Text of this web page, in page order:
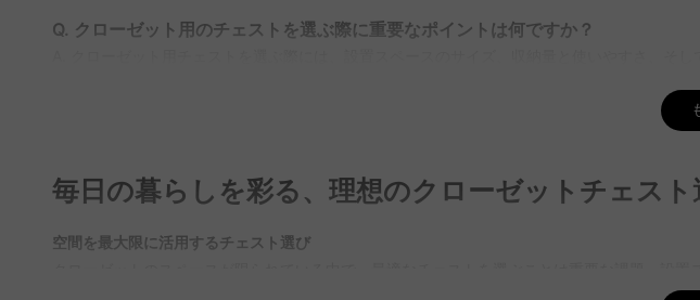
Q. クローゼット用のチェストを選ぶ際に重要なポイントは何ですか？
製は軽量で移動が簡単です。CAGUUUでは、多彩なスタイルのチェストを取り揃えており、
を作業スペースとしても活用できます。どちらのタイプもCAGUUUの豊富な品揃えから選べ、
Q. チェストの素材による違いは何ですか？
毎日の暮らしを彩る、理想のクローゼットチェスト
空間を最大限に活用するチェスト選び